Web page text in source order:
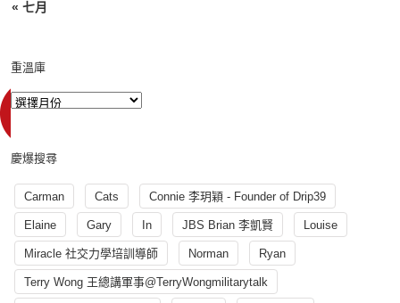
« 七月
重溫庫
慶爆搜尋
Carman Cats Connie 李玥穎 - Founder of Drip39
Elaine Gary In JBS Brian 李凱賢 Louise
Miracle 社交力學培訓導師 Norman Ryan
Terry Wong 王總講軍事@TerryWongmilitarytalk